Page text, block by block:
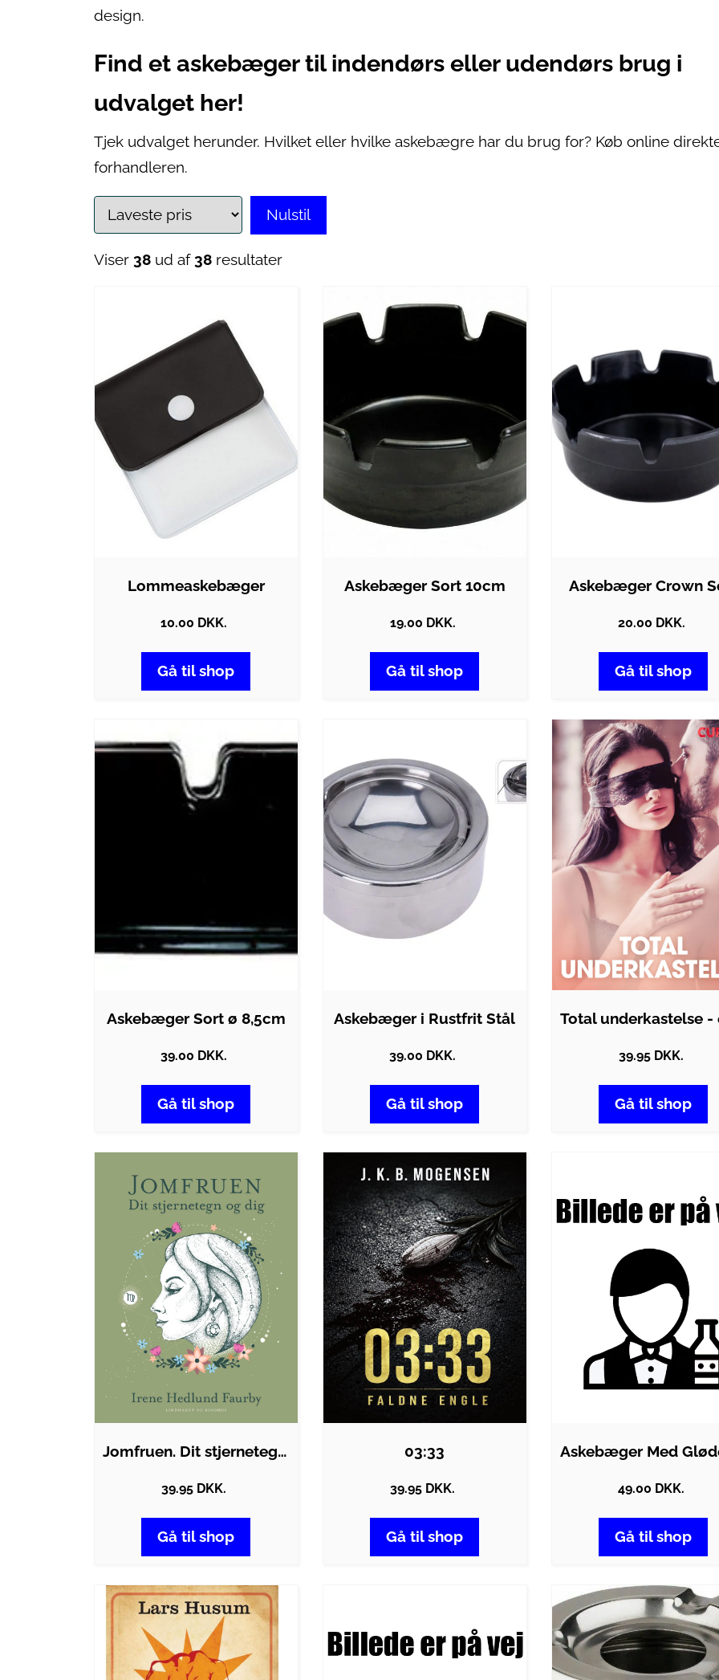
design.
Find et askebæger til indendørs eller udendørs brug i
udvalget her!
Tjek udvalget herunder. Hvilket eller hvilke askebægre har du brug for? Køb online
forhandleren.
Nulstil
Viser 38 ud af 38 resultater
Lommeaskebæger
10.00 DKK.
Gå til shop
Askebæger Sort 10cm
19.00 DKK.
Gå til shop
Askebæger Crown
20.00 DKK.
Gå til shop
Askebæger Sort ø 8,5cm
39.00 DKK.
Gå til shop
Askebæger i Rustfrit Stål
39.00 DKK.
Gå til shop
39.95 DKK.
Gå til shop
Jomfruen. Dit stjernetegn og dig
39.95 DKK.
Gå til shop
03:33
39.95 DKK.
Gå til shop
49.00 DKK.
Gå til shop